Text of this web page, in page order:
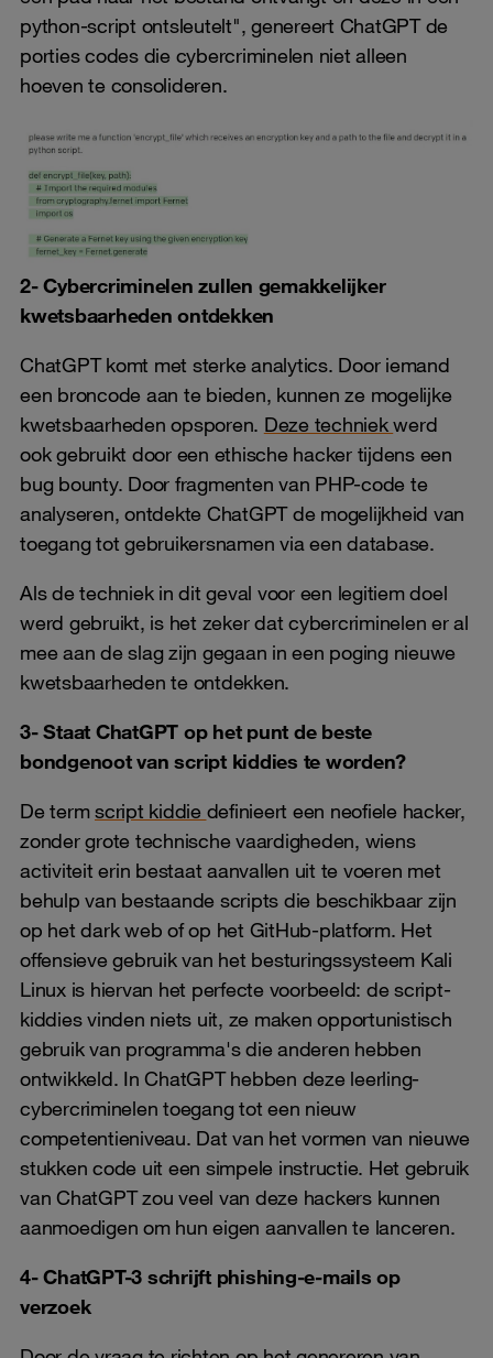
python-script ontsleutelt", genereert ChatGPT de
porties codes die cybercriminelen niet alleen
hoeven te consolideren.
2- Cybercriminelen zullen gemakkelijker
kwetsbaarheden ontdekken
ChatGPT komt met sterke analytics. Door iemand
een broncode aan te bieden, kunnen ze mogelijke
kwetsbaarheden opsporen. Deze techniekwerd
ook gebruikt door een ethische hacker tijdens een
bug bounty. Door fragmenten van PHP-code te
analyseren, ontdekte ChatGPT de mogelijkheid van
toegang tot gebruikersnamen via een database.
Als de techniek in dit geval voor een legitiem doel
werd gebruikt, is het zeker dat cybercriminelen er al
mee aan de slag zijn gegaan in een poging nieuwe
kwetsbaarheden te ontdekken.
3- Staat ChatGPT op het punt de beste
bondgenoot van script kiddies te worden?
De termscript kiddie definieert een neofiele hacker,
zonder grote technische vaardigheden, wiens
activiteit erin bestaat aanvallen uit te voeren met
behulp van bestaande scripts die beschikbaar zijn
op het dark web of op het GitHub-platform. Het
offensieve gebruik van het besturingssysteem Kali
Linux is hiervan het perfecte voorbeeld: de script-
kiddies vinden niets uit, ze maken opportunistisch
gebruik van programma's die anderen hebben
ontwikkeld. In ChatGPT hebben deze leerling-
cybercriminelen toegang tot een nieuw
competentieniveau. Dat van het vormen van nieuwe
stukken code uit een simpele instructie. Het gebruik
van ChatGPT zou veel van deze hackers kunnen
aanmoedigen om hun eigen aanvallen te lanceren.
4- ChatGPT-3 schrijft phishing-e-mails op
verzoek